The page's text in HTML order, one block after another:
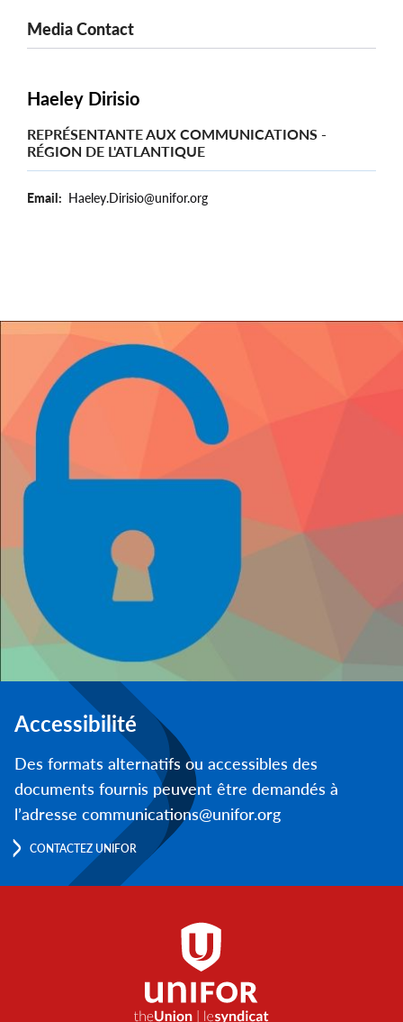
Media Contact
Haeley Dirisio
REPRÉSENTANTE AUX COMMUNICATIONS -
RÉGION DE L'ATLANTIQUE
Email Haeley.Dirisio@unifor.org
Accessibilité
Des formats alternatifs ou accessibles des
documents fournis peuvent être demandés à
l’adresse communications@unifor.org
CONTACTEZ UNIFOR